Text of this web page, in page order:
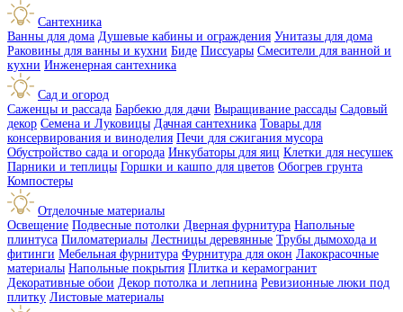
Сантехника
Ванны для дома Душевые кабины и ограждения Унитазы для дома
Раковины для ванны и кухни Биде Писсуары Смесители для ванной и
кухни Инженерная сантехника
Сад и огород
Саженцы и рассада Барбекю для дачи Выращивание рассады Садовый
декор Семена и Луковицы Дачная сантехника Товары для
консервирования и виноделия Печи для сжигания мусора
Обустройство сада и огорода Инкубаторы для яиц Клетки для несушек
Парники и теплицы Горшки и кашпо для цветов Обогрев грунта
Компостеры
Отделочные материалы
Освещение Подвесные потолки Дверная фурнитура Напольные
плинтуса Пиломатериалы Лестницы деревянные Трубы дымохода и
фитинги Мебельная фурнитура Фурнитура для окон Лакокрасочные
материалы Напольные покрытия Плитка и керамогранит
Декоративные обои Декор потолка и лепнина Ревизионные люки под
плитку Листовые материалы